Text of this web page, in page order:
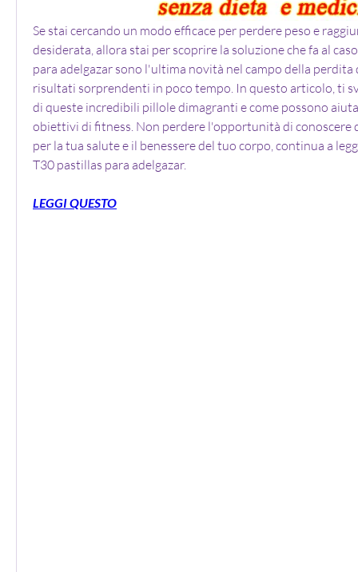
Se stai cercando un modo efficace per perdere peso e
desiderata, allora stai per scoprire la soluzione che fa al
para adelgazar sono l'ultima novità nel campo della
risultati sorprendenti in poco tempo. In questo articolo, ti
di queste incredibili pillole dimagranti e come possono
obiettivi di fitness. Non perdere l'opportunità di conoscere
per la tua salute e il benessere del tuo corpo, continua a
T30 pastillas para adelgazar.
LEGGI QUESTO